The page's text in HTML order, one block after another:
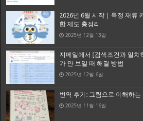
2026년 6월 시작｜특정 재류
합 제도 총정리
2025년 12월 13일
지메일에서 [검색조건과 일치
가 안 보일 때 해결 방법
2025년 12월 6일
번역 후기: 그림으로 이해하는
2025년 11월 16일